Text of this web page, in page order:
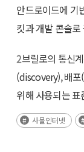
안드로이드에 기
킷과 개발 콘솔
2브릴로의 통신
(discovery), 배
위해 사용되는
사물인터넷